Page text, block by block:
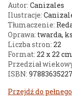
Autor: Canizales
Ilustracje:
Tłumaczenie:
Oprawa: twarda,
Liczba stron: 22
Format: 22 x 22 cm
Przedział
ISBN:
Przejdź do